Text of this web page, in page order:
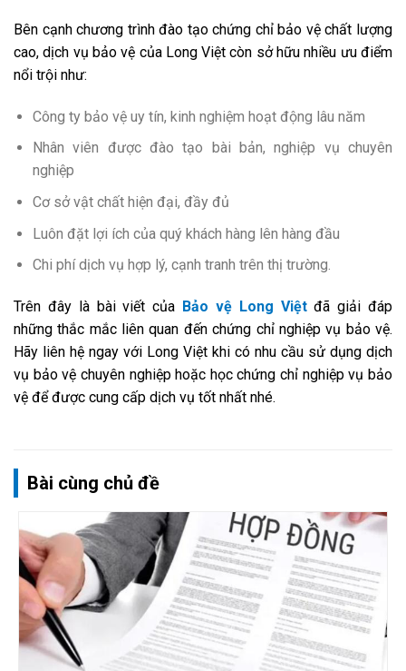
Bên cạnh chương trình đào tạo chứng chỉ bảo vệ chất lượng
cao, dịch vụ bảo vệ của Long Việt còn sở hữu nhiều ưu điểm
nổi trội như:
Công ty bảo vệ uy tín, kinh nghiệm hoạt động lâu năm
Nhân viên được đào tạo bài bản, nghiệp vụ chuyên
nghiệp
Cơ sở vật chất hiện đại, đầy đủ
Luôn đặt lợi ích của quý khách hàng lên hàng đầu
Chi phí dịch vụ hợp lý, cạnh tranh trên thị trường.
Trên đây là bài viết của Bảo vệ Long Việtđã giải đáp
những thắc mắc liên quan đến chứng chỉ nghiệp vụ bảo vệ.
Hãy liên hệ ngay với Long Việt khi có nhu cầu sử dụng dịch
vụ bảo vệ chuyên nghiệp hoặc học chứng chỉ nghiệp vụ bảo
vệ để được cung cấp dịch vụ tốt nhất nhé.
Bài cùng chủ đề